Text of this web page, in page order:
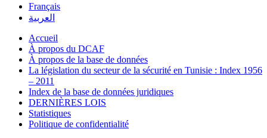
Français
العربية
Accueil
À propos du DCAF
À propos de la base de données
La législation du secteur de la sécurité en Tunisie : Index 1956
– 2011
Index de la base de données juridiques
DERNIÈRES LOIS
Statistiques
Politique de confidentialité